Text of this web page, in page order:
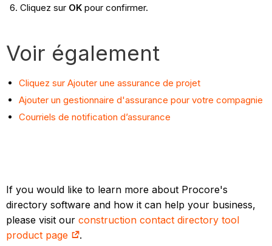
Cliquez sur OKpour confirmer.
Voir également
Cliquez sur Ajouter une assurance de projet
Ajouter un gestionnaire d'assurance pour votre compagnie
Courriels de notification d’assurance
If you would like to learn more about Procore's
directory software and how it can help your business,
please visit ourconstruction contact directory tool
product page
.